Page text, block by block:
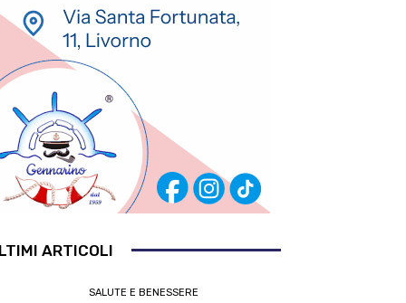
ARTICOLI
SALUTE E BENESSERE